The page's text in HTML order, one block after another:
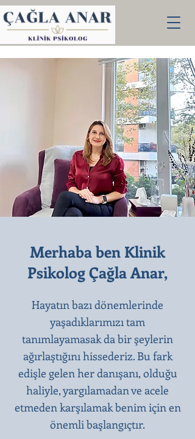
Merhaba ben Klinik
Psikolog Çağla Anar,
Hayatın bazı dönemlerinde
yaşadıklarımızı tam
tanımlayamasak da bir şeylerin
ağırlaştığını hissederiz. Bu fark
edişle gelen her danışanı, olduğu
haliyle, yargılamadan ve acele
etmeden karşılamak benim için en
önemli başlangıçtır.​